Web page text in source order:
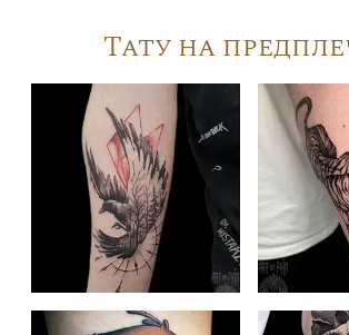
Тату на